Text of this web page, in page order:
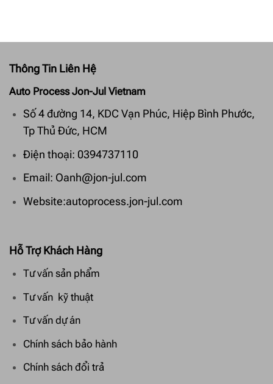
Thông Tin Liên Hệ
Auto Process Jon-Jul Vietnam
Số 4 đường 14, KDC Vạn Phúc, Hiệp Bình Phước,
Tp Thủ Đức, HCM
Điện thoại: 0394737110
Email: Oanh@jon-jul.com
Website:autoprocess.jon-jul.com
Hỗ Trợ Khách Hàng
Tư vấn sản phẩm
Tư vấn kỹ thuật
Tư vấn dự án
Chính sách bảo hành
Chính sách đổi trả